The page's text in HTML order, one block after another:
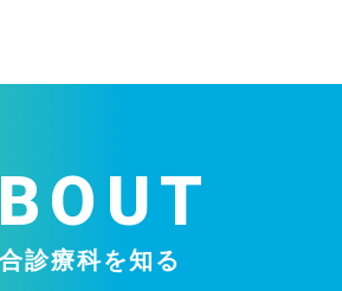
診療科を知る